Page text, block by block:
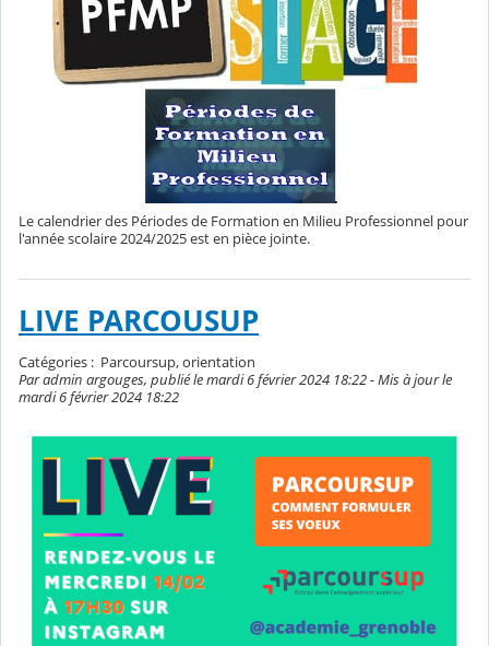
Le calendrier des Périodes de Formation en Milieu Professionnel pour
l'année scolaire 2024/2025 est en pièce jointe.
LIVE PARCOUSUP
Catégories : Parcoursup, orientation
Par admin argouges, publié le mardi 6 février 2024 18:22 - Mis à jour le
mardi 6 février 2024 18:22